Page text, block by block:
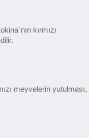
kırmızı
meyvelerin